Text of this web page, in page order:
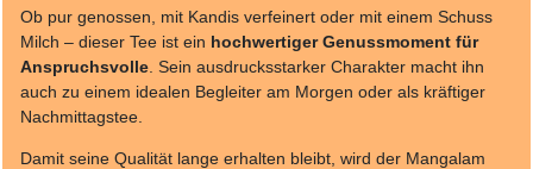
Ob pur genossen, mit Kandis verfeinert oder mit einem Schuss
Milch – dieser Tee ist ein hochwertiger Genussmoment für
Anspruchsvolle . Sein ausdrucksstarker Charakter macht ihn
auch zu einem idealen Begleiter am Morgen oder als kräftiger
Nachmittagstee.
Damit seine Qualität lange erhalten bleibt, wird der Mangalam